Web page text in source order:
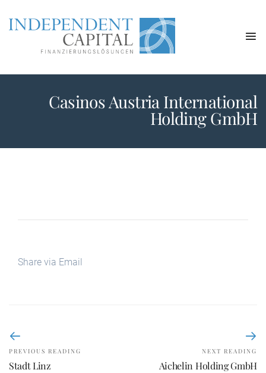
Casinos Austria International
Holding GmbH
Share via Email
PREVIOUS READING
Stadt Linz
NEXT READING
Aichelin Holding GmbH